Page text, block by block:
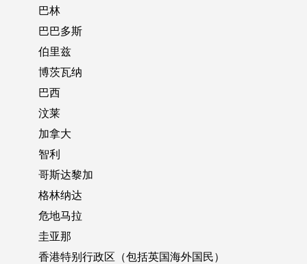
巴林
巴巴多斯
伯里兹
博茨瓦纳
巴西
汶莱
加拿大
智利
哥斯达黎加
格林纳达
危地马拉
圭亚那
香港特别行政区（包括英国海外国民）